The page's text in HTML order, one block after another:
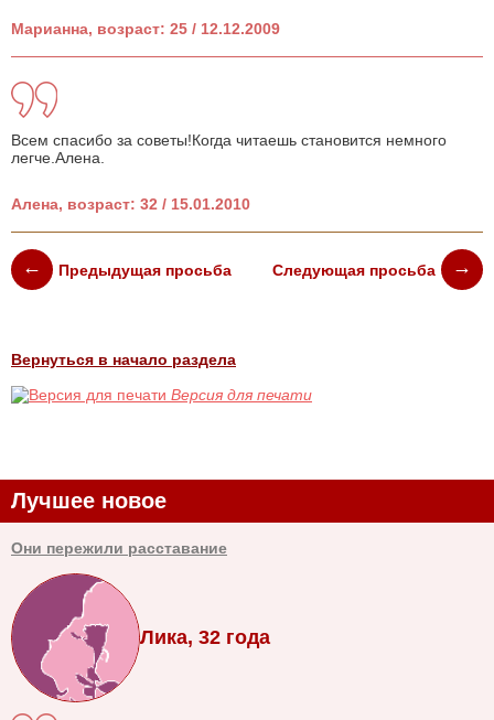
Марианна, возраст: 25 / 12.12.2009
Всем спасибо за советы!Когда читаешь становится немного
легче.Алена.
Алена, возраст: 32 / 15.01.2010
Предыдущая просьба Следующая просьба
Вернуться в начало раздела
Версия для печати
Лучшее новое
Они пережили расставание
Лика, 32 года